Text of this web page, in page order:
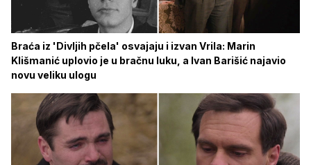
Braća iz 'Divljih pčela' osvajaju i izvan Vrila: Marin
Klišmanić uplovio je u bračnu luku, a Ivan Barišić najavio
novu veliku ulogu